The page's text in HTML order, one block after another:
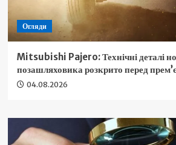
Огляди
Mitsubishi Pajero: Технічні деталі
позашляховика розкрито перед
04.08.2026